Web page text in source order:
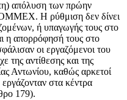
απόλυση των πρώην
Η ρύθμιση δεν δίνει
ή υπαγωγής τους στο
η απορρόφησή τους στο
οι εργαζόμενοι του
αντίθεσης και της
Αντωνίου, καθώς αρκετοί
στα κέντρα
179).